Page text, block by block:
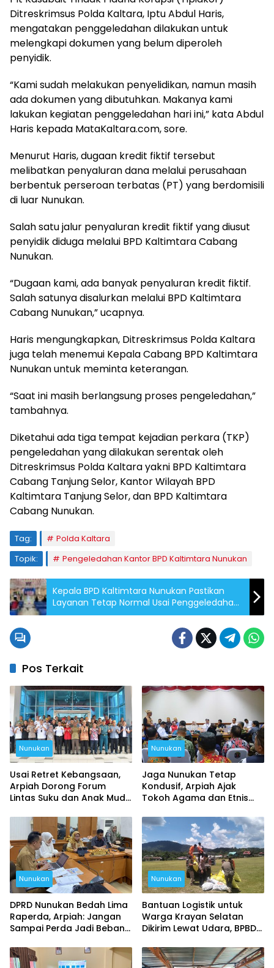
Ditreskrimsus Polda Kaltara, Iptu Abdul Haris,
mengatakan penggeledahan dilakukan untuk
melengkapi dokumen yang belum diperoleh
penyidik.
“Kami sudah melakukan penyelidikan, namun masih
ada dokumen yang dibutuhkan. Makanya kami
lakukan kegiatan penggeledahan hari ini,” kata Abdul
Haris kepada MataKaltara.com, sore.
Menurut Haris, dugaan kredit fiktif tersebut
melibatkan penyaluran dana melalui perusahaan
berbentuk perseroan terbatas (PT) yang berdomisili
di luar Nunukan.
Salah satu jalur penyaluran kredit fiktif yang diusut
penyidik diduga melalui BPD Kaltimtara Cabang
Nunukan.
“Dugaan kami, ada banyak penyaluran kredit fiktif.
Salah satunya disalurkan melalui BPD Kaltimtara
Cabang Nunukan,” ucapnya.
Haris mengungkapkan, Ditreskrimsus Polda Kaltara
juga telah menemui Kepala Cabang BPD Kaltimtara
Nunukan untuk meminta keterangan.
“Saat ini masih berlangsung proses pengeledahan,”
tambahnya.
Diketahui ada tiga tempat kejadian perkara (TKP)
pengeledahan yang dilakukan serentak oleh
Ditreskrimsus Polda Kaltara yakni BPD Kaltimtara
Cabang Tanjung Selor, Kantor Wilayah BPD
Kaltimtara Tanjung Selor, dan BPD Kaltimtara
Cabang Nunukan.
Tag:
Polda Kaltara
Topik:
Pengeledahan Kantor BPD Kaltimtara Nunukan
Kepala BPD Kaltimtara Nunukan Pastikan
Layanan Tetap Normal Usai Penggeledahan
Polda Kaltara
Pos Terkait
Nunukan
Usai Retret Kebangsaan,
Arpiah Dorong Forum
Lintas Suku dan Anak Muda
Ideologi
Nunukan
Jaga Nunukan Tetap
Kondusif, Arpiah Ajak
Tokoh Agama dan Etnis
Nunukan
DPRD Nunukan Bedah Lima
Raperda, Arpiah: Jangan
Sampai Perda Jadi Beban
Nunukan
Bantuan Logistik untuk
Warga Krayan Selatan
Dikirim Lewat Udara, BPBD
Penerbangan